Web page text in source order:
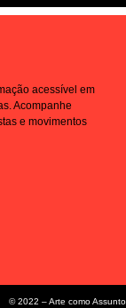
acessível em
Acompanhe
e movimentos
© 2022 – Arte como Assunto